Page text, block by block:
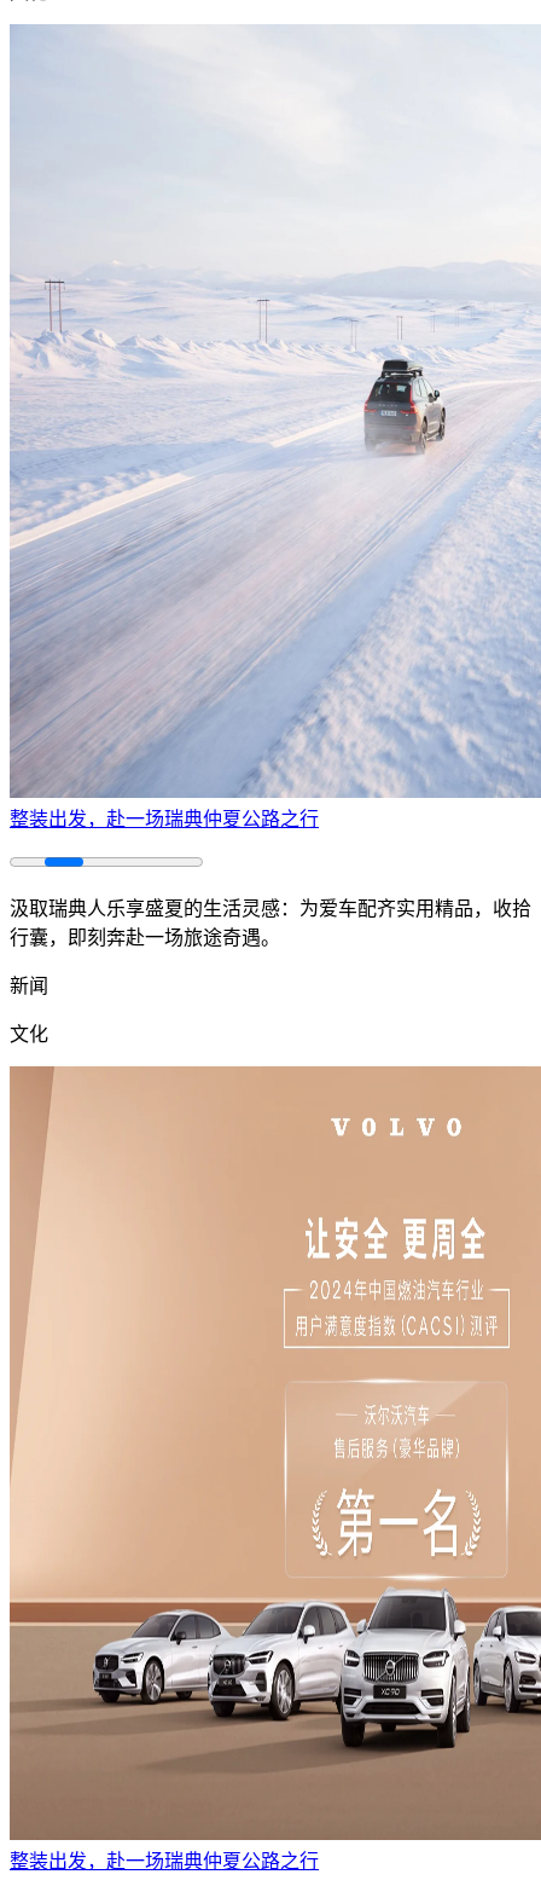
整装出发，赴一场瑞典仲夏公路之行
汲取瑞典人乐享盛夏的生活灵感：为爱车配齐实用精品，收拾
行囊，即刻奔赴一场旅途奇遇。
新闻
文化
整装出发，赴一场瑞典仲夏公路之行